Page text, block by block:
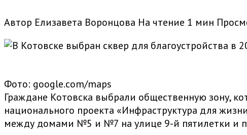
Автор Елизавета Воронцова На чтение 1 мин
Фото: google.com/maps
Граждане Котовска выбрали общественную зону,
национального проекта «Инфраструктура для
между домами №5 и №7 на улице 9-й пятилетки и